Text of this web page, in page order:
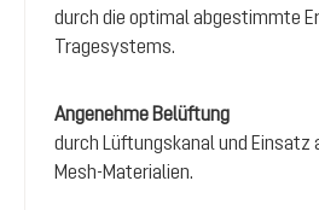
durch die optimal abgestimmte
Tragesystems.
Angenehme Belüftung
durch Lüftungskanal und
Mesh-Materialien.